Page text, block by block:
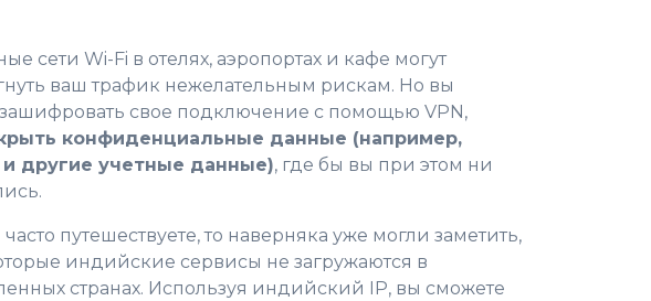
сети Wi-Fi в отелях, аэропортах и кафе могут
ваш трафик нежелательным рискам. Но вы
свое подключение с помощью VPN,
конфиденциальные данные (например,
другие учетные данные), где бы вы при этом ни
путешествуете, то наверняка уже могли заметить,
индийские сервисы не загружаются в
странах. Используя индийский IP, вы сможете